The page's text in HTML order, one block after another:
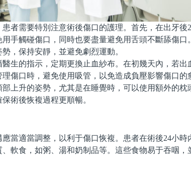
需要特別注意術後傷口的護理。首先，在出牙後
手觸碰傷口，同時也要盡量避免用舌頭不斷舔傷口
，保持安靜，並避免劇烈運動。
的指示，定期更換止血紗布。在初幾天內，若出
傷口時，避免使用吸管，以免造成負壓影響傷口的
升的姿勢，尤其是在睡覺時，可以使用額外的枕
術後恢複過程更順暢。
適當調整，以利于傷口恢複。患者在術後24小時
軟食，如粥、湯和奶制品等。這些食物易于吞咽，